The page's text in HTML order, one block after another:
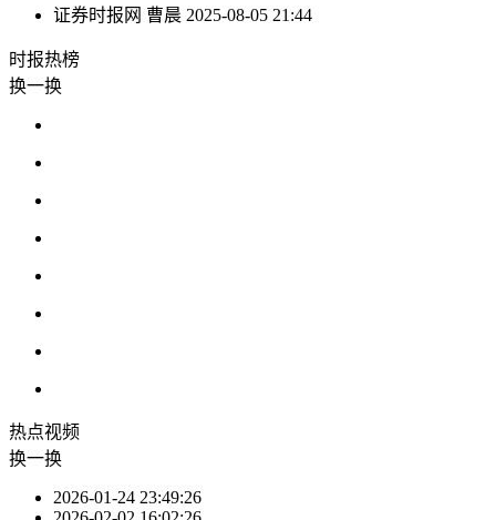
证券时报网 曹晨 2025-08-05 21:44
时报热榜
换一换
热点视频
换一换
2026-01-24 23:49:26